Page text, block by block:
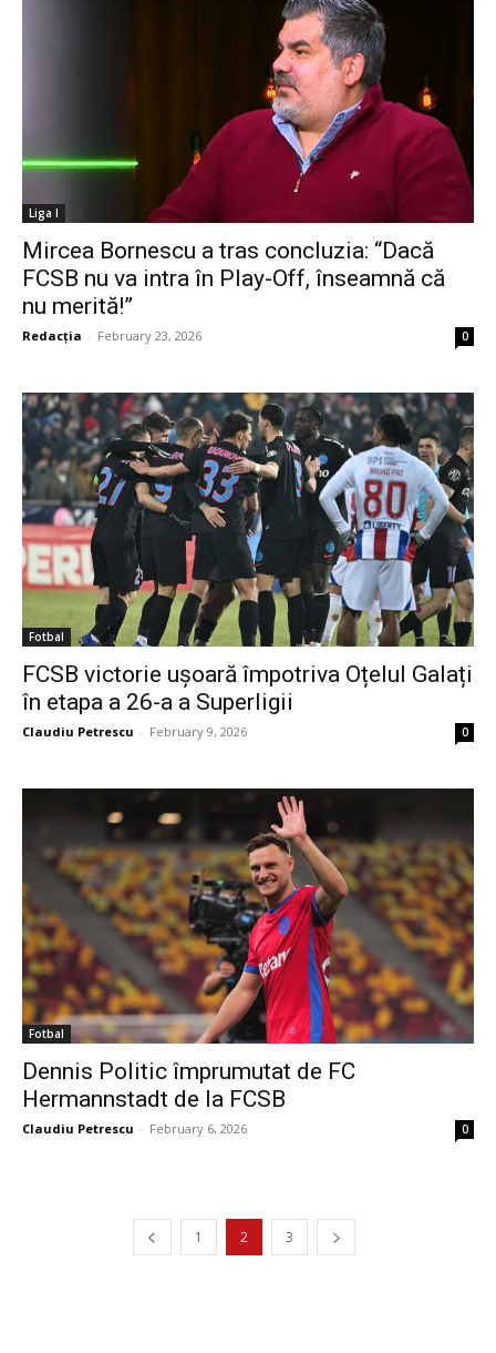
Liga I
Mircea Bornescu a tras concluzia: “Dacă
FCSB nu va intra în Play-Off, înseamnă că
nu merită!”
Redacția - February 23, 2026 0
Fotbal
FCSB victorie ușoară împotriva Oțelul Galați
în etapa a 26-a a Superligii
Claudiu Petrescu - February 9, 2026 0
Fotbal
Dennis Politic împrumutat de FC
Hermannstadt de la FCSB
Claudiu Petrescu - February 6, 2026 0
1 2 3